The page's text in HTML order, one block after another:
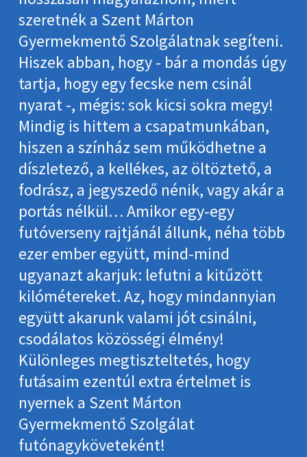
szeretnék a Szent Márton
Gyermekmentő Szolgálatnak segíteni.
Hiszek abban, hogy - bár a mondás úgy
tartja, hogy egy fecske nem csinál
nyarat -, mégis: sok kicsi sokra megy!
Mindig is hittem a csapatmunkában,
hiszen a színház sem működhetne a
díszletező, a kellékes, az öltöztető, a
fodrász, a jegyszedő nénik, vagy akár a
portás nélkül… Amikor egy-egy
futóverseny rajtjánál állunk, néha több
ezer ember együtt, mind-mind
ugyanazt akarjuk: lefutni a kitűzött
kilómétereket. Az, hogy mindannyian
együtt akarunk valami jót csinálni,
csodálatos közösségi élmény!
Különleges megtiszteltetés, hogy
futásaim ezentúl extra értelmet is
nyernek a Szent Márton
Gyermekmentő Szolgálat
futónagyköveteként!